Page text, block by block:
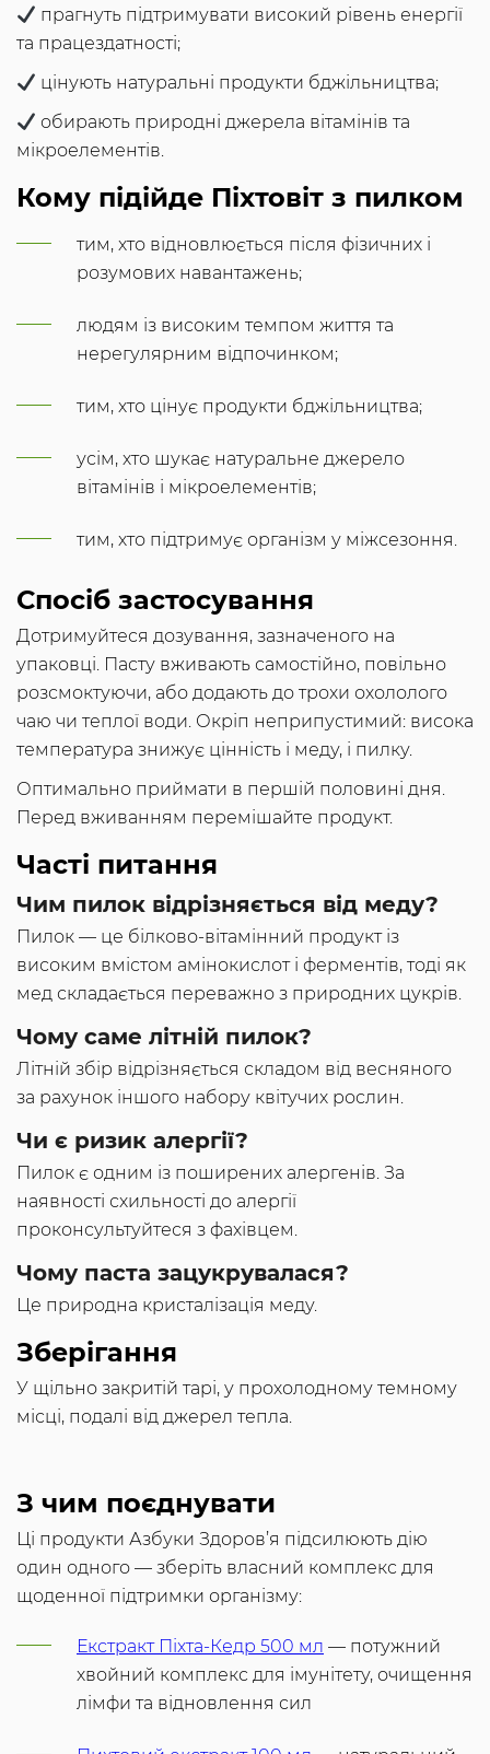
прагнуть підтримувати високий рівень енергії
та працездатності;
цінують натуральні продукти бджільництва;
обирають природні джерела вітамінів та
мікроелементів.
Кому підійде Піхтовіт з пилком
тим, хто відновлюється після фізичних і
розумових навантажень;
людям із високим темпом життя та
нерегулярним відпочинком;
тим, хто цінує продукти бджільництва;
усім, хто шукає натуральне джерело
вітамінів і мікроелементів;
тим, хто підтримує організм у міжсезоння.
Спосіб застосування
Дотримуйтеся дозування, зазначеного на
упаковці. Пасту вживають самостійно, повільно
розсмоктуючи, або додають до трохи охололого
чаю чи теплої води. Окріп неприпустимий: висока
температура знижує цінність і меду, і пилку.
Оптимально приймати в першій половині дня.
Перед вживанням перемішайте продукт.
Часті питання
Чим пилок відрізняється від меду?
Пилок — це білково-вітамінний продукт із
високим вмістом амінокислот і ферментів, тоді як
мед складається переважно з природних цукрів.
Чому саме літній пилок?
Літній збір відрізняється складом від весняного
за рахунок іншого набору квітучих рослин.
Чи є ризик алергії?
Пилок є одним із поширених алергенів. За
наявності схильності до алергії
проконсультуйтеся з фахівцем.
Чому паста зацукрувалася?
Це природна кристалізація меду.
Зберігання
У щільно закритій тарі, у прохолодному темному
місці, подалі від джерел тепла.
З чим поєднувати
Ці продукти Азбуки Здоров’я підсилюють дію
один одного — зберіть власний комплекс для
щоденної підтримки організму:
Екстракт Піхта-Кедр 500 мл — потужний
хвойний комплекс для імунітету, очищення
лімфи та відновлення сил